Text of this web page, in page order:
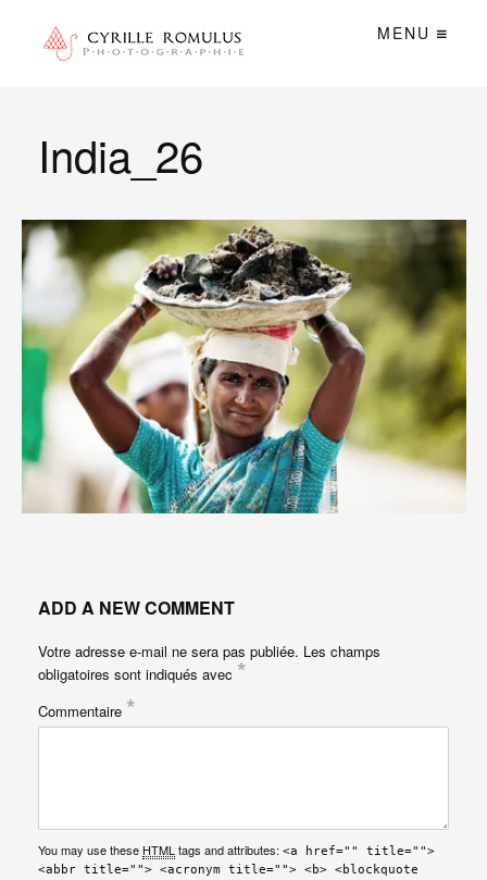
MENU
India_26
ADD A NEW COMMENT
Votre adresse e-mail ne sera pas publiée. Les champs
obligatoires sont indiqués avec *
Commentaire *
You may use these HTML tags and attributes: <a href="" title="">
<abbr title=""> <acronym title=""> <b> <blockquote